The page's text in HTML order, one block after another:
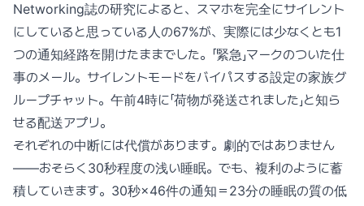
Networking誌の研究によると、スマホを完全にサイレント
にしていると思っている人の67%が、実際には少なくとも1
つの通知経路を開けたままでした。「緊急」マークのついた仕
事のメール。サイレントモードをバイパスする設定の家族グ
ループチャット。午前4時に「荷物が発送されました」と知ら
せる配送アプリ。
それぞれの中断には代償があります。劇的ではありません
——おそらく30秒程度の浅い睡眠。でも、複利のように蓄
積していきます。30秒×46件の通知＝23分の睡眠の質の低